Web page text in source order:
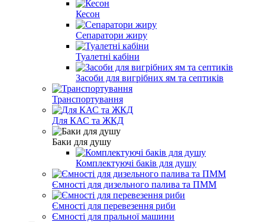
Кесон
Сепаратори жиру
Туалетні кабіни
Засоби для вигрібних ям та септиків
Транспортування
Для КАС та ЖКД
Баки для душу
Комплектуючі баків для душу
Ємності для дизельного палива та ПММ
Ємності для перевезення риби
Ємності для пральної машини